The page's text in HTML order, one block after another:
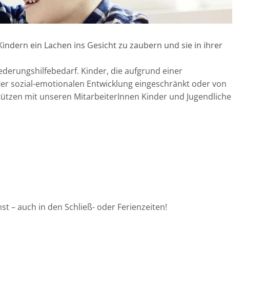
ein Lachen ins Gesicht zu zaubern und sie in ihrer
Kinder, die aufgrund einer
sozial-emotionalen Entwicklung eingeschränkt oder von
mit unseren MitarbeiterInnen Kinder und Jugendliche
– auch in den Schließ- oder Ferienzeiten!